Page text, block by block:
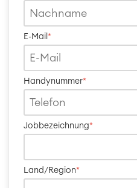
LMS /
Agile
E-Mail *
Handynummer*
Jobbezeichnung*
Land/Region*